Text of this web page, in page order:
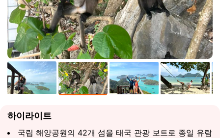
하이라이트
국립 해양공원의 42개 섬을 태국 관광 보트로 종일 유람